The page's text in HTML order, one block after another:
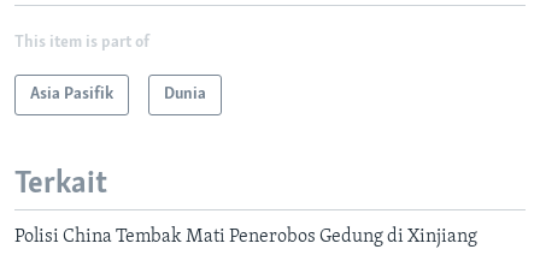
This item is part of
Asia Pasifik Dunia
Terkait
Polisi China Tembak Mati Penerobos Gedung di Xinjiang